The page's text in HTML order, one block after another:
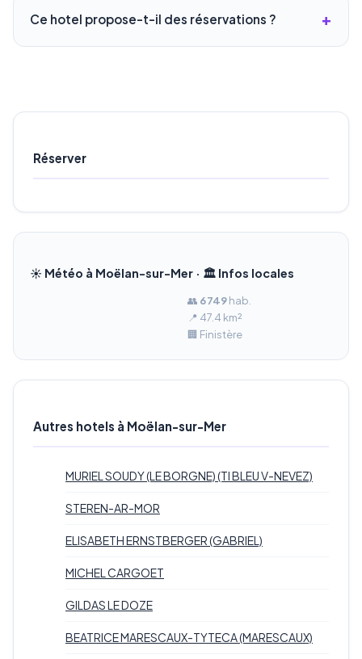
Ce hotel propose-t-il des réservations ?
Réserver
☀️ Météo à Moëlan-sur-Mer · 🏛️ Infos locales
👥 6 749hab.
📍 47.4 km²
🏢 Finistère
Autres hotels à Moëlan-sur-Mer
MURIEL SOUDY (LE BORGNE) (TI BLEU V-NEVEZ)
STEREN-AR-MOR
ELISABETH ERNSTBERGER (GABRIEL)
MICHEL CARGOET
GILDAS LE DOZE
BEATRICE MARESCAUX-TYTECA (MARESCAUX)